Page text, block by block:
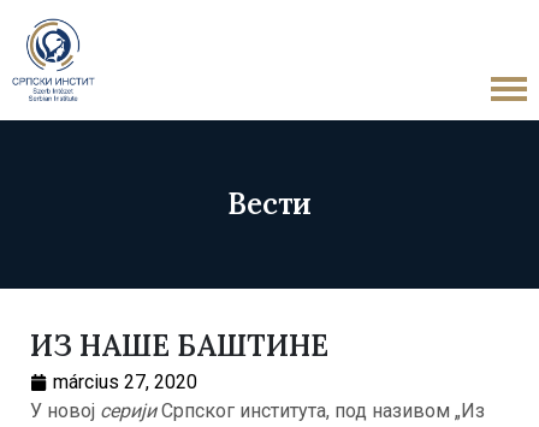
Вести
ИЗ НАШЕ БАШТИНЕ
március 27, 2020
У новој серијиСрпског института, под називом „Из